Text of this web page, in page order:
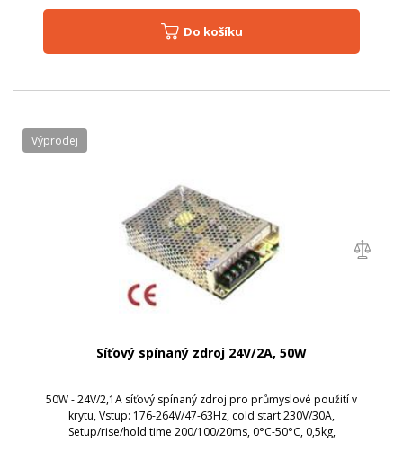
Do košíku
Síťový spínaný zdroj 24V/2A, 50W
50W - 24V/2,1A síťový spínaný zdroj pro průmyslové použití v
krytu, Vstup: 176-264V/47-63Hz, cold start 230V/30A,
Setup/rise/hold time 200/100/20ms, 0°C-50°C, 0,5kg,
Výprodej